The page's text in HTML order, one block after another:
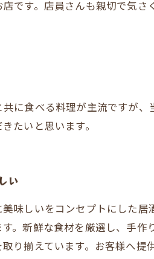
です。店員さんも親切で気
に食べる料理が主流ですが
たいと思います。
い
味しいをコンセプトにした
。新鮮な食材を厳選し、手
り揃えています。お客様へ